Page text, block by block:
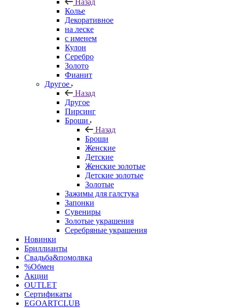
Назад
Колье
Декоративное
на леске
с именем
Кулон
Серебро
Золото
Фианит
Другое
Назад
Другое
Пирсинг
Броши
Назад
Броши
Женские
Детские
Женские золотые
Детские золотые
Золотые
Зажимы для галстука
Запонки
Сувениры
Золотые украшения
Серебряные украшения
Новинки
Бриллианты
Свадьба&помолвка
%Обмен
Акции
OUTLET
Сертификаты
EGOARTCLUB